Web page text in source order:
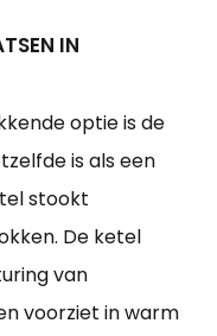
IN
optie is de
is als een
stookt
De ketel
van
voorziet in warm